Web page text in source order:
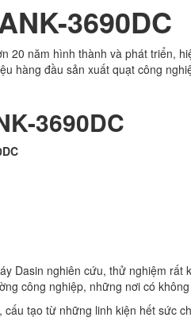
3690DC
20 năm hình thành và phát triển,
hàng đầu sản xuất quạt công
3690DC
Dasin nghiên cứu, thử nghiệm
công nghiệp, những nơi có
tạo từ những linh kiện hết sức